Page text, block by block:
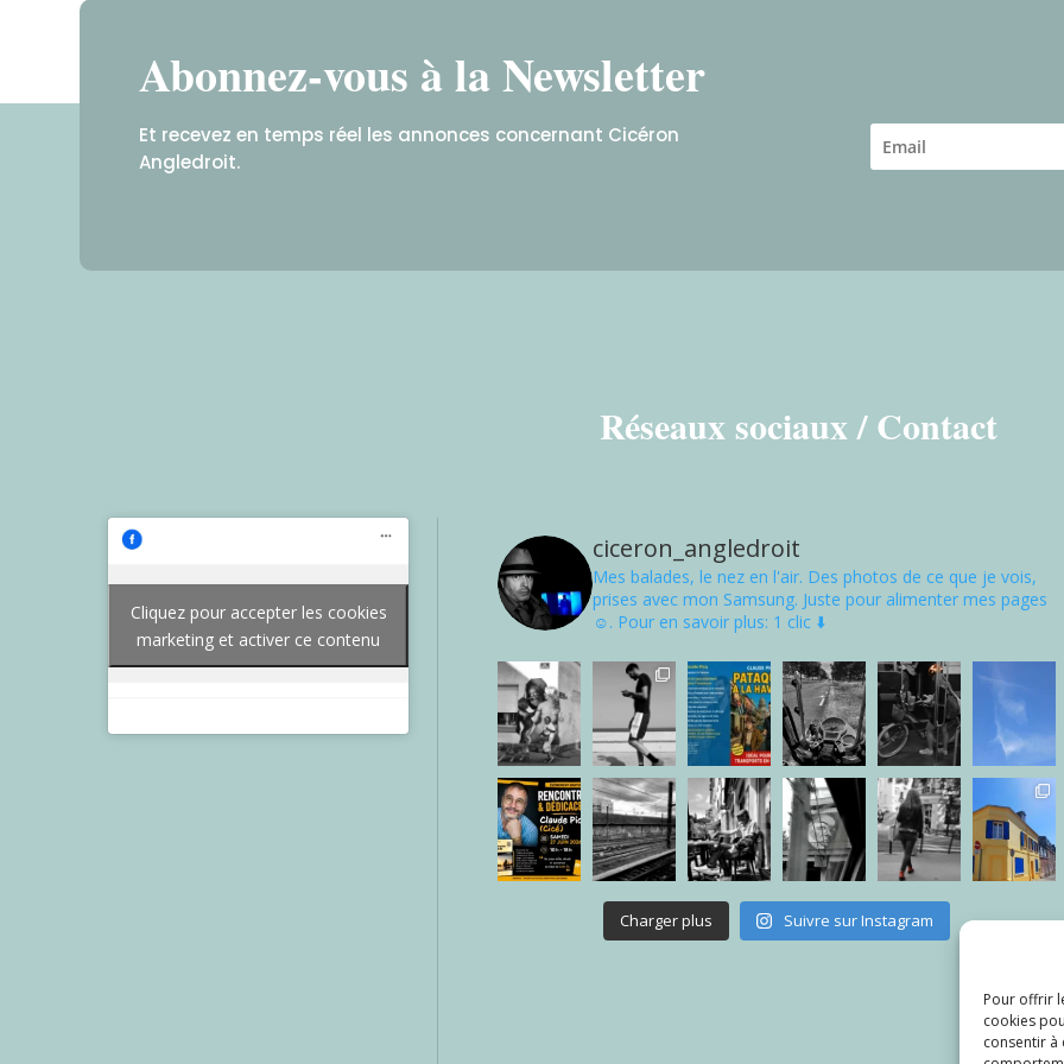
Pour offrir
cookies
consentir à
Abonnez-vous à la Newsletter
Et recevez en temps réel les annonces concernant Cicéron
Angledroit.
Réseaux sociaux / Contact
Cliquez pour accepter les cookies
marketing et activer ce contenu
ciceron_angledroit
Mes balades, le nez en l'air. Des photos de ce que je vois,
prises avec mon Samsung. Juste pour alimenter mes pages
☺. Pour en savoir plus: 1 clic ⬇️
Charger plus Suivre sur Instagram